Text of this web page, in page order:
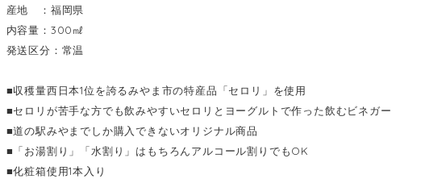
産地 ：福岡県
内容量：300㎖
発送区分：常温
■収穫量西日本1位を誇るみやま市の特産品「セロリ」を使用
■セロリが苦手な方でも飲みやすいセロリとヨーグルトで作った飲むビネガー
■道の駅みやまでしか購入できないオリジナル商品
■「お湯割り」「水割り」はもちろんアルコール割りでもOK
■化粧箱使用1本入り